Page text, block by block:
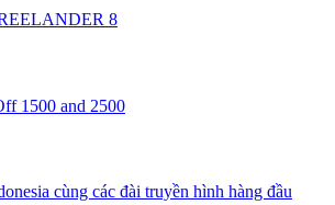
8
1500 and 2500
cùng các đài truyền hình hàng đầu